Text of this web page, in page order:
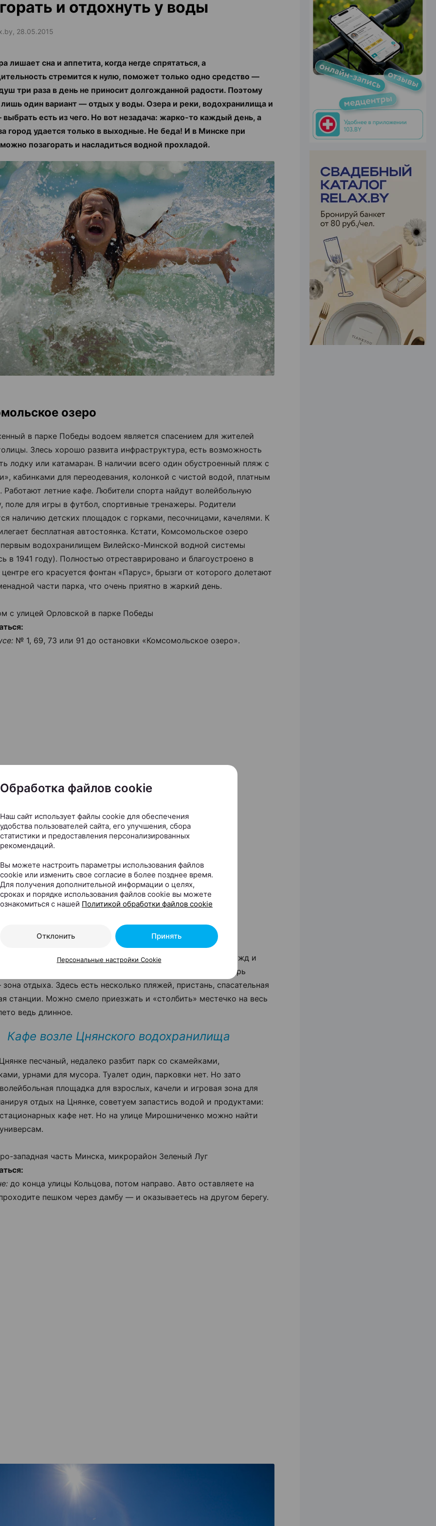
и отдохнуть у воды
28.05.2015
лишает сна и аппетита, когда негде спрятаться, а
стремится к нулю, поможет только одно средство —
три раза в день не приносит долгожданной радости. Поэтому
лишь один вариант — отдых у воды. Озера и реки, водохранилища и
есть из чего. Но вот незадача: жарко-то каждый день, а
город удается только в выходные. Не беда! И в Минске при
позагорать и насладиться водной прохладой.
озеро
в парке Победы водоем является спасением для жителей
Злесь хорошо развита инфраструктура, есть возможность
лодку или катамаран. В наличии всего один обустроенный пляж с
кабинками для переодевания, колонкой с чистой водой, платным
Работают летние кафе. Любители спорта найдут волейбольную
поле для игры в футбол, спортивные тренажеры. Родители
наличию детских площадок с горками, песочницами, качелями. К
бесплатная автостоянка. Кстати, Комсомольское озеро
первым водохранилищем Вилейско-Минской водной системы
в 1941 году). Полностью отреставрировано и благоустроено в
его красуется фонтан «Парус», брызги от которого долетают
части парка, что очень приятно в жаркий день.
с улицей Орловской в парке Победы
№ 1, 69, 73 или 91 до остановки «Комсомольское озеро».
водохранилище
создавалось для хозяйственных и технических нужд и
в микрорайоне Зеленый Луг. Однако время идет, и теперь
отдыха. Здесь есть несколько пляжей, пристань, спасательная
станции. Можно смело приезжать и «столбить» местечко на весь
ведь длинное.
Кафе возле Цнянского водохранилища
песчаный, недалеко разбит парк со скамейками,
урнами для мусора. Туалет один, парковки нет. Но зато
площадка для взрослых, качели и игровая зона для
отдых на Цнянке, советуем запастись водой и продуктами:
кафе нет. Но на улице Мирошниченко можно найти
западная часть Минска, микрорайон Зеленый Луг
до конца улицы Кольцова, потом направо. Авто оставляете на
пешком через дамбу — и оказываетесь на другом берегу.
ЭФФЕКТИВНАЯ РЕКЛАМА НА САЙТЕ
ЭФФЕКТИВНАЯ РЕКЛАМА НА САЙТЕ
Обработка файлов cookie
Наш сайт использует файлы cookie для обеспечения
удобства пользователей сайта, его улучшения, сбора
статистики и предоставления персонализированных
рекомендаций.
Вы можете настроить параметры использования файлов
cookie или изменить свое согласие в более позднее время.
Для получения дополнительной информации о целях,
сроках и порядке использования файлов cookie вы можете
ознакомиться с нашей Политикой обработки файлов cookie
Отклонить Принять
Персональные настройки Cookie